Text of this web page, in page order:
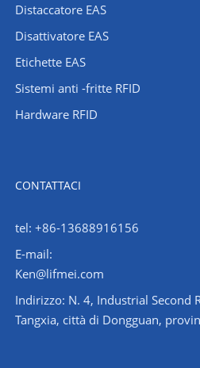
Distaccatore EAS
Disattivatore EAS
Etichette EAS
Sistemi anti -fritte RFID
Hardware RFID
CONTATTACI
tel: +86-13688916156
E-mail:
Ken@lifmei.com
Indirizzo: N. 4, Industrial Second
Tangxia, città di Dongguan,